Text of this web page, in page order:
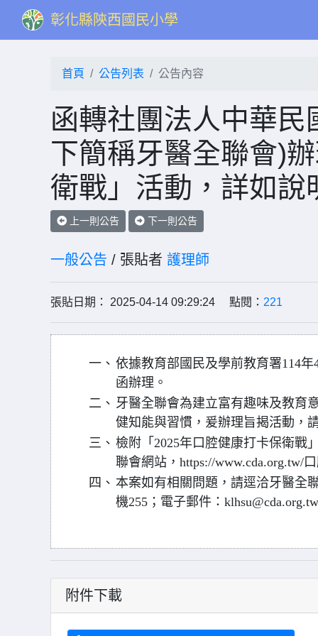
彰化縣陝西國民小學
首頁 公告列表 公告內容
函轉社團法人中華
下簡稱牙醫全聯會)
衛戰」活動，詳如說
上一則公告 下一則公告
一般公告 / 張貼者 護理師
張貼日期： 2025-04-14 09:29:24 點閱： 221
一、 依據教育部國民及學前教育署114年
函辦理。
二、 牙醫全聯會為建立富有趣味及教育
健知能與習慣，爰辦理旨揭活動，
三、 檢附「2025年口腔健康打卡保衛戰
聯會網站，https://www.cda.org.tw/
四、 本案如有相關問題，請逕洽牙醫全
機255；電子郵件：
附件下載